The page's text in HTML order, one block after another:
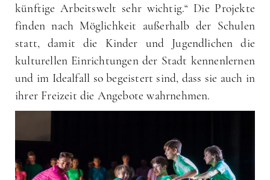
künftige Arbeitswelt sehr wichtig.“ Die Projekte
finden nach Möglichkeit außerhalb der Schulen
statt, damit die Kinder und Jugendlichen die
kulturellen Einrichtungen der Stadt kennenlernen
und im Idealfall so begeistert sind, dass sie auch in
ihrer Freizeit die Angebote wahrnehmen.